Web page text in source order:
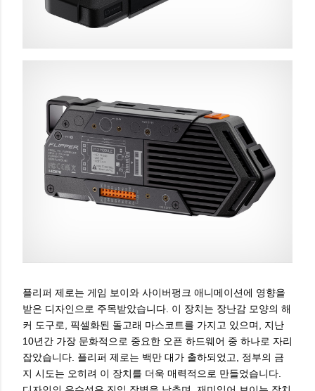
플리퍼 제로는 게임 보이와 사이버펑크 애니메이션에 영향을
받은 디자인으로 주목받았습니다. 이 장치는 장난감 모양의 해
커 도구로, 픽셀화된 돌고래 마스코트를 가지고 있으며, 지난
10년간 가장 문화적으로 중요한 오픈 하드웨어 중 하나로 자리
잡았습니다. 플리퍼 제로는 백만 대가 출하되었고, 정부의 금
지 시도는 오히려 이 장치를 더욱 매력적으로 만들었습니다.